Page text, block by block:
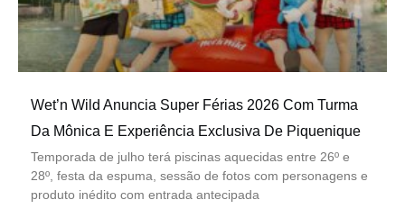
Wet’n Wild Anuncia Super Férias 2026 Com Turma
Da Mônica E Experiência Exclusiva De Piquenique
Temporada de julho terá piscinas aquecidas entre 26º e
28º, festa da espuma, sessão de fotos com personagens e
produto inédito com entrada antecipada